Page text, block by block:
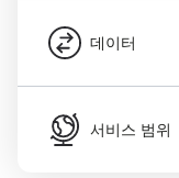
데이터
서비스 범위